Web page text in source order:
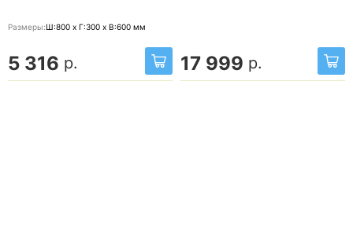
Размеры:Ш:800 x Г:300 x В:600 мм
5 316 р. 17 999 р.